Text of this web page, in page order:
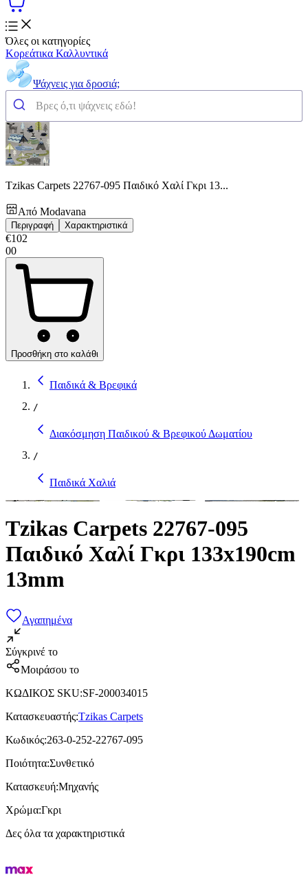
Όλες οι κατηγορίες
Κορεάτικα Καλλυντικά
Ψάχνεις για δροσιά;
Tzikas Carpets 22767-095 Παιδικό Χαλί Γκρι 13...
Από Modavana
Περιγραφή Χαρακτηριστικά
€102
00
Προσθήκη στο καλάθι
Παιδικά & Βρεφικά
/
Διακόσμηση Παιδικού & Βρεφικού Δωματίου
/
Παιδικά Χαλιά
Tzikas Carpets 22767-095
Παιδικό Χαλί Γκρι 133x190cm
13mm
Αγαπημένα
Σύγκρινέ το
Μοιράσου το
ΚΩΔΙΚΟΣ SKU:SF-200034015
Κατασκευαστής:Tzikas Carpets
Κωδικός:263-0-252-22767-095
Ποιότητα:Συνθετικό
Κατασκευή:Μηχανής
Χρώμα:Γκρι
Δες όλα τα χαρακτηριστικά